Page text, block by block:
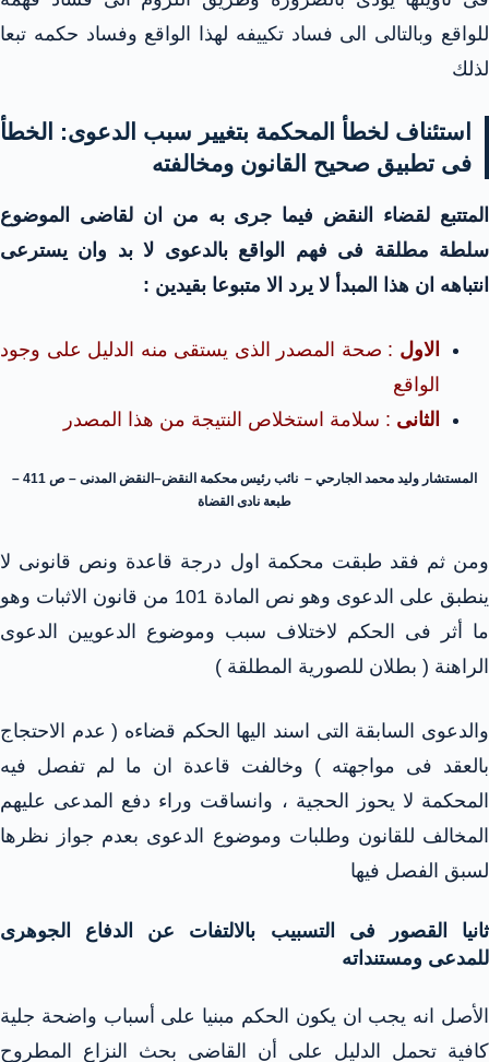
للواقع وبالتالى الى فساد تكييفه لهذا الواقع وفساد حكمه تبعا
لذلك
استئناف لخطأ المحكمة بتغيير سبب الدعوى: الخطأ
فى تطبيق صحيح القانون ومخالفته
المتتبع لقضاء النقض فيما جرى به من ان لقاضى الموضوع
سلطة مطلقة فى فهم الواقع بالدعوى لا بد وان يسترعى
انتباهه ان هذا المبدأ لا يرد الا متبوعا بقيدين :
الاول : صحة المصدر الذى يستقى منه الدليل على وجود
الواقع
الثانى : سلامة استخلاص النتيجة من هذا المصدر
المستشار وليد محمد الجارحي – نائب رئيس محكمة النقض–النقض المدنى – ص 411 –
طبعة نادى القضاة
ومن ثم فقد طبقت محكمة اول درجة قاعدة ونص قانونى لا
ينطبق على الدعوى وهو نص المادة 101 من قانون الاثبات وهو
ما أثر فى الحكم لاختلاف سبب وموضوع الدعويين الدعوى
الراهنة ( بطلان للصورية المطلقة )
والدعوى السابقة التى اسند اليها الحكم قضاءه ( عدم الاحتجاج
بالعقد فى مواجهته ) وخالفت قاعدة ان ما لم تفصل فيه
المحكمة لا يحوز الحجية ، وانساقت وراء دفع المدعى عليهم
المخالف للقانون وطلبات وموضوع الدعوى بعدم جواز نظرها
لسبق الفصل فيها
ثانيا القصور فى التسبيب بالالتفات عن الدفاع الجوهرى
للمدعى ومستنداته
الأصل انه يجب ان يكون الحكم مبنيا على أسباب واضحة جلية
كافية تحمل الدليل على أن القاضى بحث النزاع المطروح